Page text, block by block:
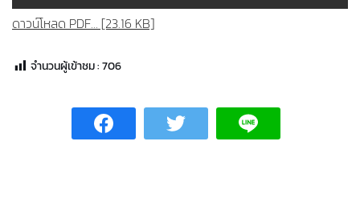
ดาวน์โหลด PDF... [23.16 KB]
จำนวนผู้เข้าชม :706